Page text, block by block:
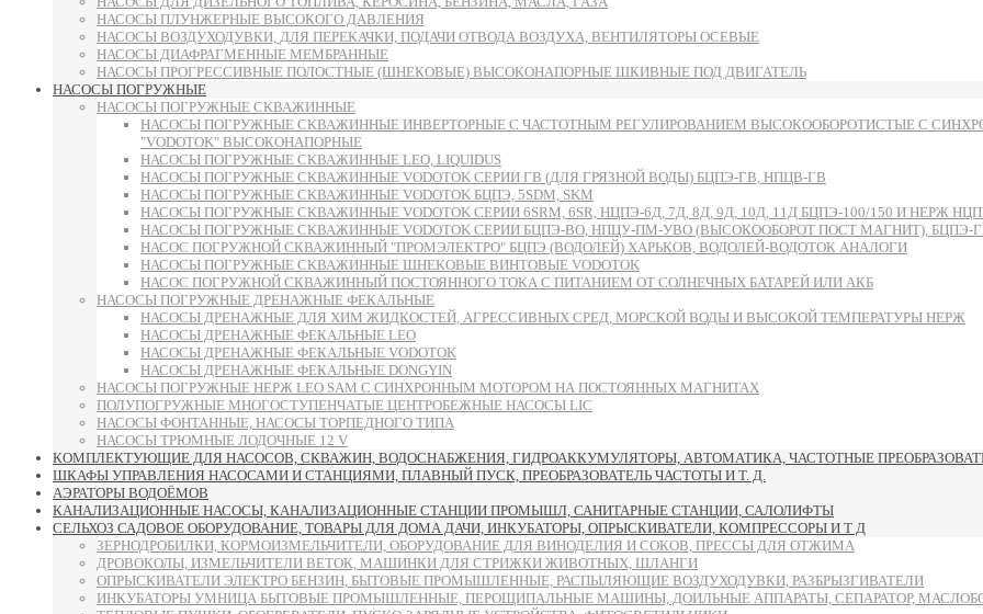
НАСОСЫ ПЛУНЖЕРНЫЕ ВЫСОКОГО ДАВЛЕНИЯ
НАСОСЫ ВОЗДУХОДУВКИ, ДЛЯ ПЕРЕКАЧКИ, ПОДАЧИ ОТВОДА ВОЗДУХА, ВЕНТИЛЯТОРЫ ОСЕВЫЕ
НАСОСЫ ДИАФРАГМЕННЫЕ МЕМБРАННЫЕ
НАСОСЫ ПРОГРЕССИВНЫЕ ПОЛОСТНЫЕ (ШНЕКОВЫЕ) ВЫСОКОНАПОРНЫЕ ШКИВНЫЕ ПОД ДВИГАТЕЛЬ
НАСОСЫ ПОГРУЖНЫЕ
НАСОСЫ ПОГРУЖНЫЕ СКВАЖИННЫЕ
НАСОСЫ ПОГРУЖНЫЕ СКВАЖИННЫЕ ИНВЕРТОРНЫЕ С ЧАСТОТНЫМ РЕГУЛИРОВАНИЕМ ВЫСОКООБОРОТИСТЫЕ С
"VODOTOK" ВЫСОКОНАПОРНЫЕ
НАСОСЫ ПОГРУЖНЫЕ СКВАЖИННЫЕ LEO, LIQUIDUS
НАСОСЫ ПОГРУЖНЫЕ СКВАЖИННЫЕ VODOTOK СЕРИИ ГВ (ДЛЯ ГРЯЗНОЙ ВОДЫ) БЦПЭ-ГВ, НПЦВ-ГВ
НАСОСЫ ПОГРУЖНЫЕ СКВАЖИННЫЕ VODOTOK БЦПЭ, 5SDM, SKM
НАСОСЫ ПОГРУЖНЫЕ СКВАЖИННЫЕ VODOTOK СЕРИИ 6SRM, 6SR, НЦПЭ-6Д, 7Д, 8Д, 9Д, 10Д, 11Д БЦПЭ-100/150 И НЕРЖ
НАСОСЫ ПОГРУЖНЫЕ СКВАЖИННЫЕ VODOTOK СЕРИИ БЦПЭ-ВО, НПЦУ-ПМ-УВО (ВЫСОКООБОРОТ ПОСТ МАГНИТ), БЦПЭ-
НАСОС ПОГРУЖНОЙ СКВАЖИННЫЙ "ПРОМЭЛЕКТРО" БЦПЭ (ВОДОЛЕЙ) ХАРЬКОВ, ВОДОЛЕЙ-ВОДОТОК АНАЛОГИ
НАСОСЫ ПОГРУЖНЫЕ СКВАЖИННЫЕ ШНЕКОВЫЕ ВИНТОВЫЕ VODOTOK
НАСОС ПОГРУЖНОЙ СКВАЖИННЫЙ ПОСТОЯННОГО ТОКА С ПИТАНИЕМ ОТ СОЛНЕЧНЫХ БАТАРЕЙ ИЛИ АКБ
НАСОСЫ ПОГРУЖНЫЕ ДРЕНАЖНЫЕ ФЕКАЛЬНЫЕ
НАСОСЫ ДРЕНАЖНЫЕ ДЛЯ ХИМ ЖИДКОСТЕЙ, АГРЕССИВНЫХ СРЕД, МОРСКОЙ ВОДЫ И ВЫСОКОЙ ТЕМПЕРАТУРЫ НЕРЖ
НАСОСЫ ДРЕНАЖНЫЕ ФЕКАЛЬНЫЕ LEO
НАСОСЫ ДРЕНАЖНЫЕ ФЕКАЛЬНЫЕ VODOTOK
НАСОСЫ ДРЕНАЖНЫЕ ФЕКАЛЬНЫЕ DONGYIN
НАСОСЫ ПОГРУЖНЫЕ НЕРЖ LEO SAM С СИНХРОННЫМ МОТОРОМ НА ПОСТОЯННЫХ МАГНИТАХ
ПОЛУПОГРУЖНЫЕ МНОГОСТУПЕНЧАТЫЕ ЦЕНТРОБЕЖНЫЕ НАСОСЫ LIC
НАСОСЫ ФОНТАННЫЕ, НАСОСЫ ТОРПЕДНОГО ТИПА
НАСОСЫ ТРЮМНЫЕ ЛОДОЧНЫЕ 12 V
КОМПЛЕКТУЮЩИЕ ДЛЯ НАСОСОВ, СКВАЖИН, ВОДОСНАБЖЕНИЯ, ГИДРОАККУМУЛЯТОРЫ, АВТОМАТИКА, ЧАСТОТНЫЕ
ШКАФЫ УПРАВЛЕНИЯ НАСОСАМИ И СТАНЦИЯМИ, ПЛАВНЫЙ ПУСК, ПРЕОБРАЗОВАТЕЛЬ ЧАСТОТЫ И Т. Д.
АЭРАТОРЫ ВОДОЁМОВ
КАНАЛИЗАЦИОННЫЕ НАСОСЫ, КАНАЛИЗАЦИОННЫЕ СТАНЦИИ ПРОМЫШЛ, САНИТАРНЫЕ СТАНЦИИ, САЛОЛИФТЫ
СЕЛЬХОЗ САДОВОЕ ОБОРУДОВАНИЕ, ТОВАРЫ ДЛЯ ДОМА ДАЧИ, ИНКУБАТОРЫ, ОПРЫСКИВАТЕЛИ, КОМПРЕССОРЫ И Т Д
ЗЕРНОДРОБИЛКИ, КОРМОИЗМЕЛЬЧИТЕЛИ, ОБОРУДОВАНИЕ ДЛЯ ВИНОДЕЛИЯ И СОКОВ, ПРЕССЫ ДЛЯ ОТЖИМА
ДРОВОКОЛЫ, ИЗМЕЛЬЧИТЕЛИ ВЕТОК, МАШИНКИ ДЛЯ СТРИЖКИ ЖИВОТНЫХ, ШЛАНГИ
ОПРЫСКИВАТЕЛИ ЭЛЕКТРО БЕНЗИН, БЫТОВЫЕ ПРОМЫШЛЕННЫЕ, РАСПЫЛЯЮЩИЕ ВОЗДУХОДУВКИ, РАЗБРЫЗГИВАТЕЛИ
ИНКУБАТОРЫ УМНИЦА БЫТОВЫЕ ПРОМЫШЛЕННЫЕ, ПЕРОЩИПАЛЬНЫЕ МАШИНЫ, ДОИЛЬНЫЕ АППАРАТЫ, СЕПАРАТОР,